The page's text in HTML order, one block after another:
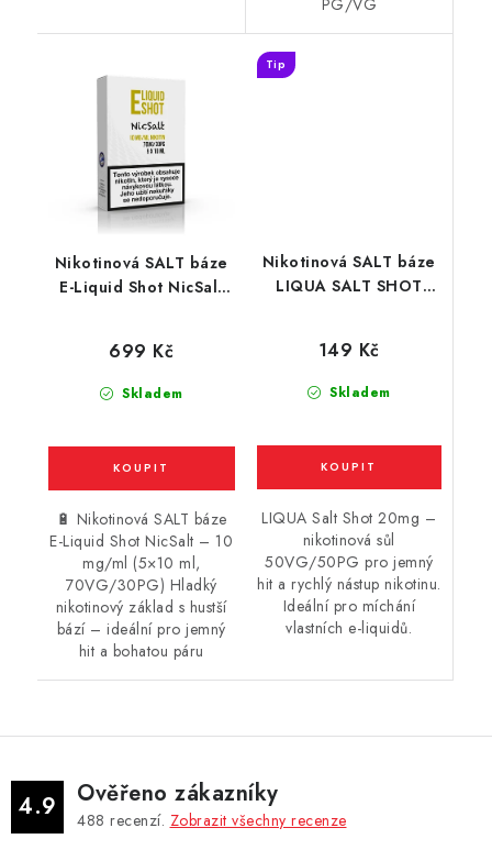
Nikotinová SALT báze
E-Liquid Shot NicSalt
Skladem
699 Kč
🔋 Nikotinová SALT báze
E-Liquid Shot NicSalt – 10
mg/ml (5×10 ml,
70VG/30PG) Hladký
nikotinový základ s hustší
bází – ideální pro jemný
hit a bohatou páru
Nikotinová SALT báze
LIQUA SALT SHOT
Tip
Skladem
149 Kč
LIQUA Salt Shot 20mg –
nikotinová sůl
50VG/50PG pro jemný
hit a rychlý nástup nikotinu.
Ideální pro míchání
vlastních e-liquidů.
4.9 Ověřeno zákazníky
488 recenzí. Zobrazit všechny recenze